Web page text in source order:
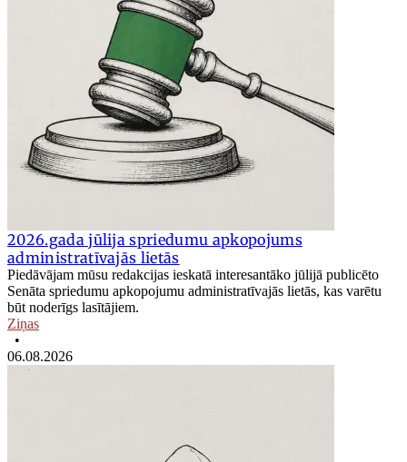
2026.gada jūlija spriedumu apkopojums
administratīvajās lietās
Piedāvājam mūsu redakcijas ieskatā interesantāko jūlijā publicēto
Senāta spriedumu apkopojumu administratīvajās lietās, kas varētu
būt noderīgs lasītājiem.
Ziņas
•
06.08.2026